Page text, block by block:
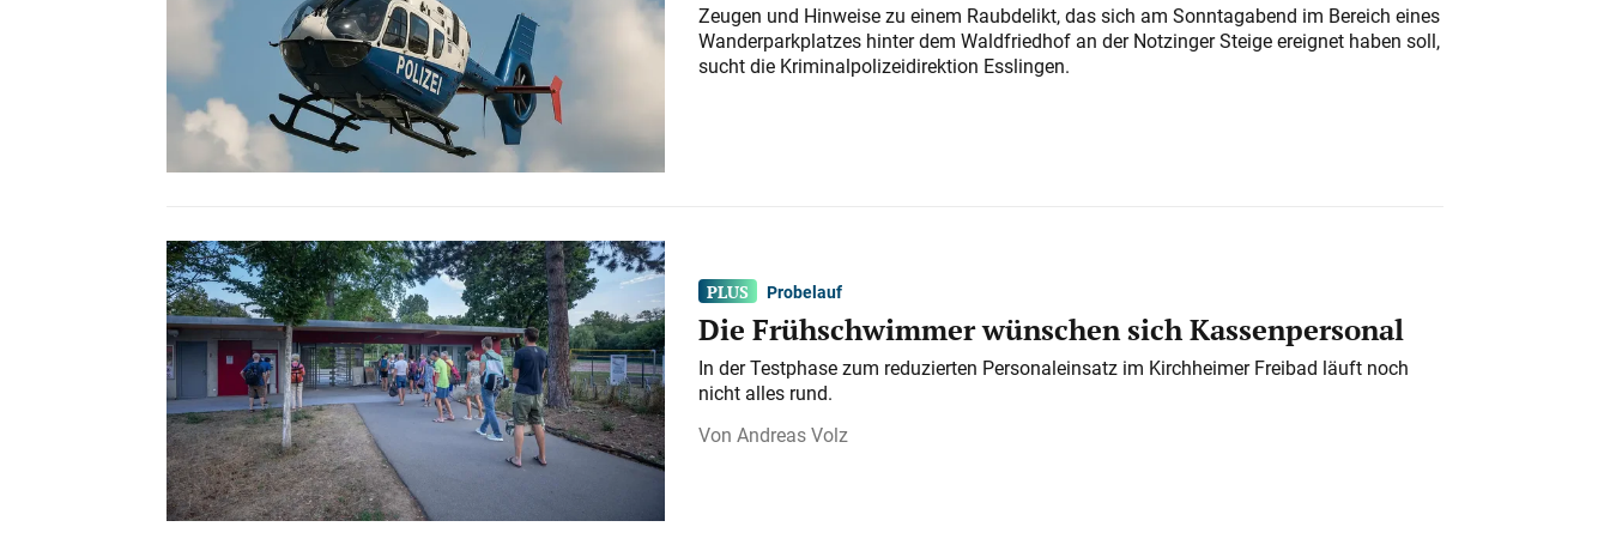
Zeugen und Hinweise zu einem Raubdelikt, das sich am Sonntagabend im Bereich eines
Wanderparkplatzes hinter dem Waldfriedhof an der Notzinger Steige ereignet haben soll,
sucht die Kriminalpolizeidirektion Esslingen.
Probelauf
Die Frühschwimmer wünschen sich Kassenpersonal
In der Testphase zum reduzierten Personaleinsatz im Kirchheimer Freibad läuft noch
nicht alles rund.
Andreas Volz